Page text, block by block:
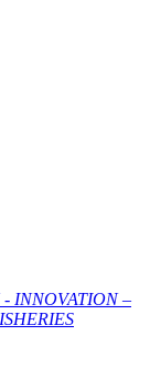
- INNOVATION –